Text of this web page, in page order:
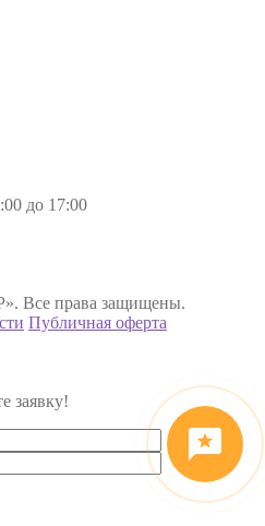
до 17:00
Все права защищены.
Публичная оферта
заявку!